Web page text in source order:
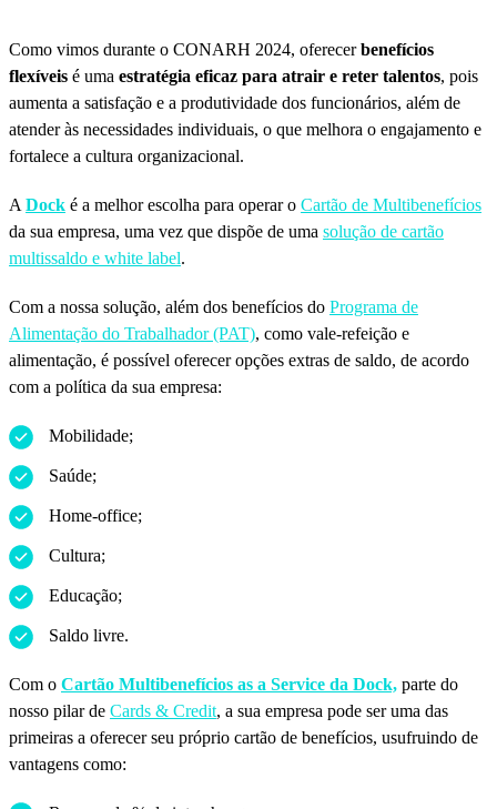
Como vimos durante o CONARH 2024, oferecerbenefícios
flexíveis é uma estratégia eficaz para atrair e reter talentos, pois
aumenta a satisfação e a produtividade dos funcionários, além de
atender às necessidades individuais, o que melhora o engajamento e
fortalece a cultura organizacional.
A Dock é a melhor escolha para operar o Cartão de Multibenefícios
da sua empresa, uma vez que dispõe de uma solução de cartão
multissaldo e white label.
Com a nossa solução, além dos benefícios do Programa de
Alimentação do Trabalhador (PAT), como vale-refeição e
alimentação, é possível oferecer opções extras de saldo, de acordo
com a política da sua empresa:
Mobilidade;
Saúde;
Home-office;
Cultura;
Educação;
Saldo livre.
Com o Cartão Multibenefícios as a Service da Dock, parte do
nosso pilar de Cards & Credit, a sua empresa pode ser uma das
primeiras a oferecer seu próprio cartão de benefícios, usufruindo de
vantagens como: